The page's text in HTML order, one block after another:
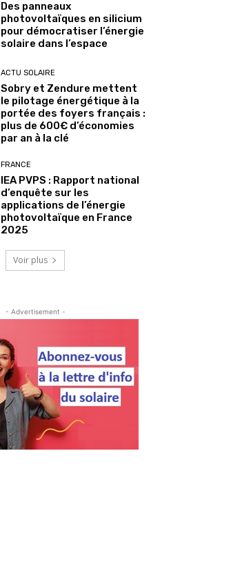
Des panneaux
photovoltaïques en silicium
pour démocratiser l’énergie
solaire dans l’espace
ACTU SOLAIRE
Sobry et Zendure mettent
le pilotage énergétique à la
portée des foyers français :
plus de 600€ d’économies
par an à la clé
FRANCE
IEA PVPS : Rapport national
d’enquête sur les
applications de l’énergie
photovoltaïque en France
2025
Voir plus
- Advertisement -